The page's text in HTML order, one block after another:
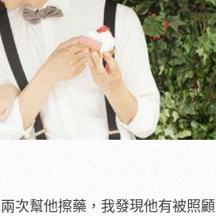
次幫他擦藥，我發現他有被照顧